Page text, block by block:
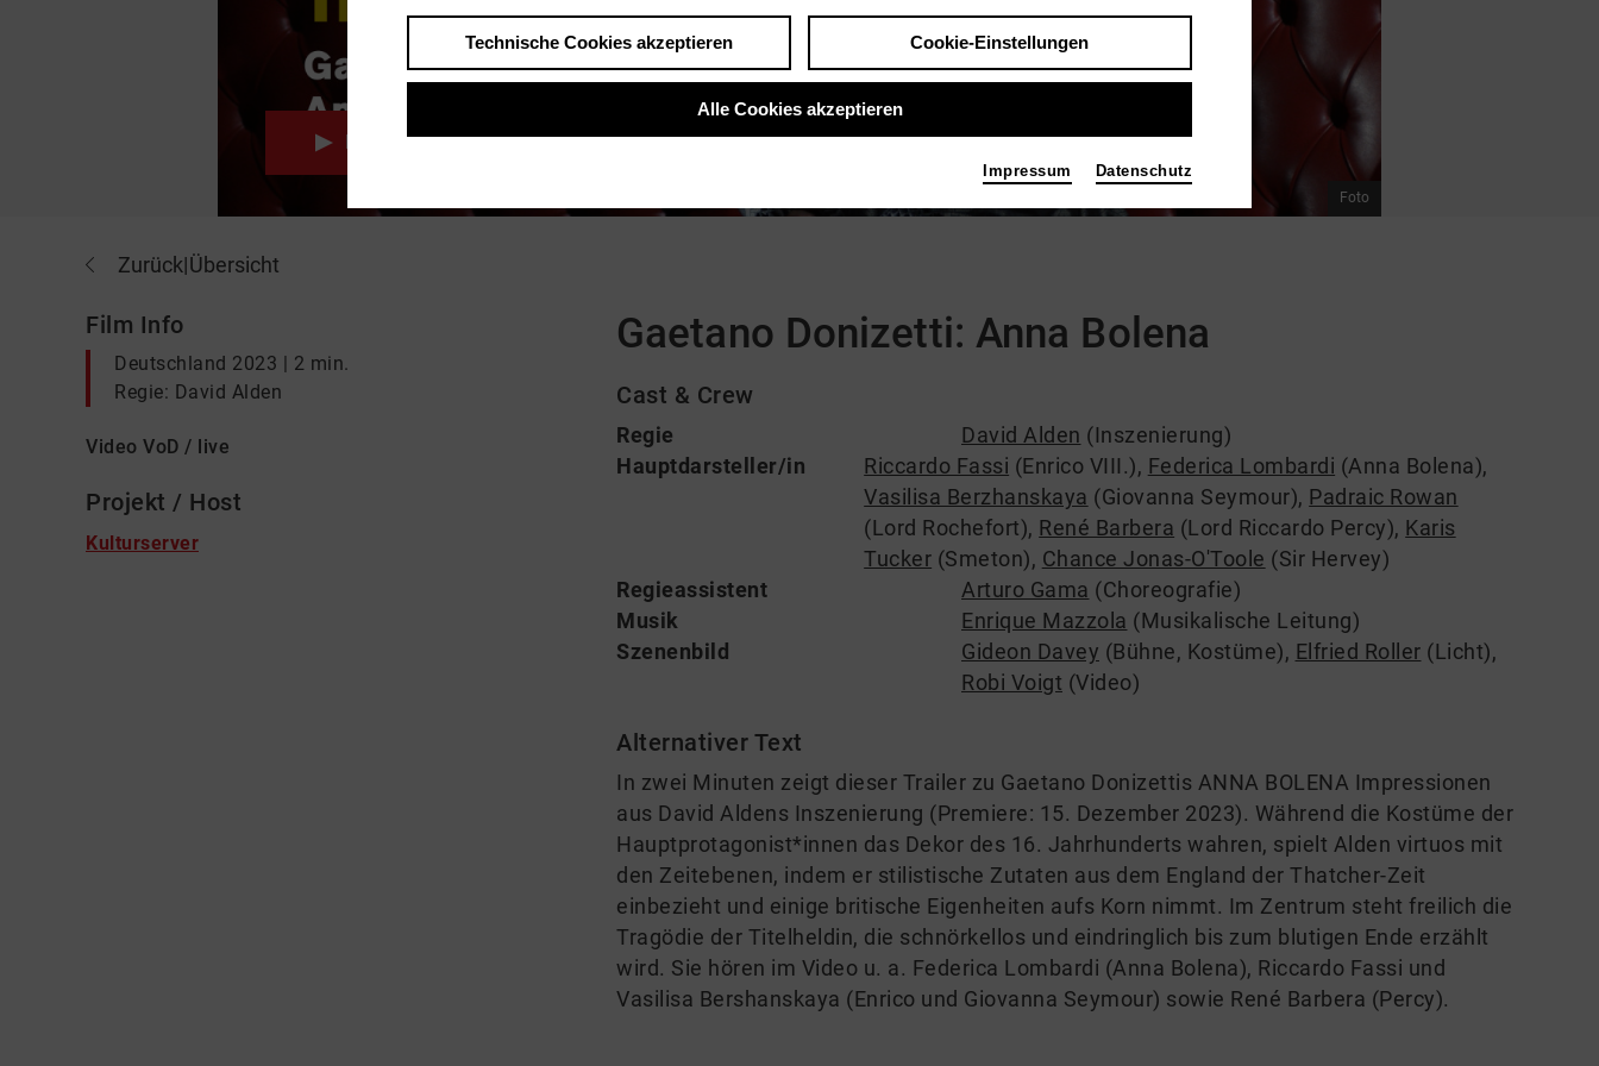
Foto
Play
Zurück|Übersicht
Film Info
Deutschland 2023 | 2 min.
Regie: David Alden
Video VoD / live
Projekt / Host
Kulturserver
Gaetano Donizetti: Anna Bolena
Cast & Crew
Regie David Alden (Inszenierung)
Hauptdarsteller/in
Riccardo Fassi (Enrico VIII.), Federica Lombardi (Anna Bolena),
Vasilisa Berzhanskaya (Giovanna Seymour), Padraic Rowan
(Lord Rochefort), René Barbera (Lord Riccardo Percy), Karis
Tucker (Smeton), Chance Jonas-O'Toole (Sir Hervey)
Regieassistent
Arturo Gama (Choreografie)
Musik
Enrique Mazzola (Musikalische Leitung)
Szenenbild
Gideon Davey (Bühne, Kostüme), Elfried Roller (Licht),
Robi Voigt (Video)
Alternativer Text
In zwei Minuten zeigt dieser Trailer zu Gaetano Donizettis ANNA BOLENA Impressionen
aus David Aldens Inszenierung (Premiere: 15. Dezember 2023). Während die Kostüme der
Hauptprotagonist*innen das Dekor des 16. Jahrhunderts wahren, spielt Alden virtuos mit
den Zeitebenen, indem er stilistische Zutaten aus dem England der Thatcher-Zeit
einbezieht und einige britische Eigenheiten aufs Korn nimmt. Im Zentrum steht freilich die
Tragödie der Titelheldin, die schnörkellos und eindringlich bis zum blutigen Ende erzählt
wird. Sie hören im Video u. a. Federica Lombardi (Anna Bolena), Riccardo Fassi und
Vasilisa Bershanskaya (Enrico und Giovanna Seymour) sowie René Barbera (Percy).
Technische Cookies akzeptieren Cookie-Einstellungen
Alle Cookies akzeptieren
Impressum Datenschutz